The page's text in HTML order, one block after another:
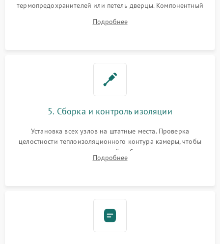
термопредохранителей или петель дверцы. Компонентный
выгоревших реле, восстановление контактов и замена
Подробнее
5. Сборка и контроль изоляции
Установка всех узлов на штатные места. Проверка
целостности теплоизоляционного контура камеры, чтобы
исключить перегрев кухонной мебели и потерю тепла.
Надежная фиксация клемм и сборка корпуса шкафа.
Подробнее